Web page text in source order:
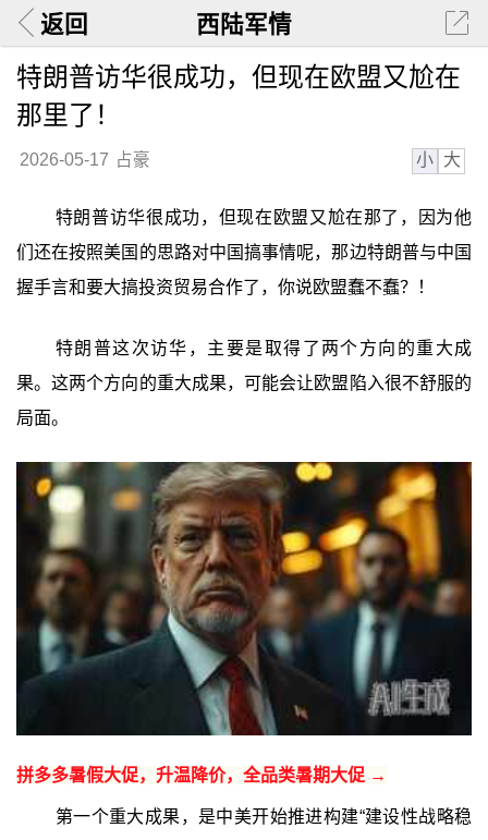
返回 西陆军情
特朗普访华很成功，但现在欧盟又尬在
那里了！
2026-05-17 占豪 小 大
特朗普访华很成功，但现在欧盟又尬在那了，因为他
们还在按照美国的思路对中国搞事情呢，那边特朗普与中国
握手言和要大搞投资贸易合作了，你说欧盟蠢不蠢？！
特朗普这次访华，主要是取得了两个方向的重大成
果。这两个方向的重大成果，可能会让欧盟陷入很不舒服的
局面。
拼多多暑假大促，升温降价，全品类暑期大促 →
第一个重大成果，是中美开始推进构建“建设性战略稳